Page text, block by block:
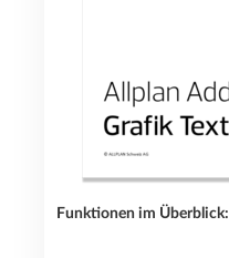
Funktionen im Überblick: